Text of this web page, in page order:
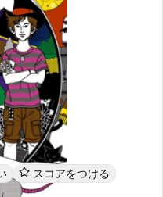
スコアをつける